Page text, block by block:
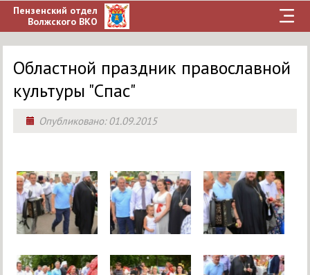
Пензенский отдел
Волжского ВКО
Областной праздник православной
культуры "Спас"
Опубликовано:01.09.2015